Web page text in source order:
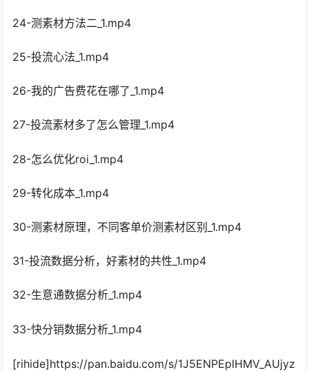
24-测素材方法二_1.mp4
25-投流心法_1.mp4
26-我的广告费花在哪了_1.mp4
27-投流素材多了怎么管理_1.mp4
28-怎么优化roi_1.mp4
29-转化成本_1.mp4
30-测素材原理，不同客单价测素材区别_1.mp4
31-投流数据分析，好素材的共性_1.mp4
32-生意通数据分析_1.mp4
33-快分销数据分析_1.mp4
[rihide]https://pan.baidu.com/s/1J5ENPEplHMV_AUjyz